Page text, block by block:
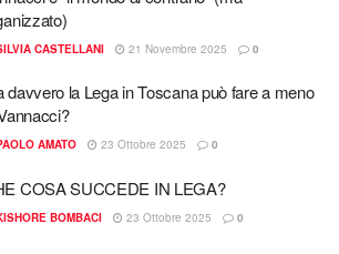
CASTELLANI 21 Novembre 2025 0
davvero la Lega in Toscana può fare a meno
AMATO 23 Ottobre 2025 0
COSA SUCCEDE IN LEGA?
BOMBACI 23 Ottobre 2025 0